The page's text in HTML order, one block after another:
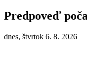
Predpoveď
dnes, štvrtok 6. 8. 2026